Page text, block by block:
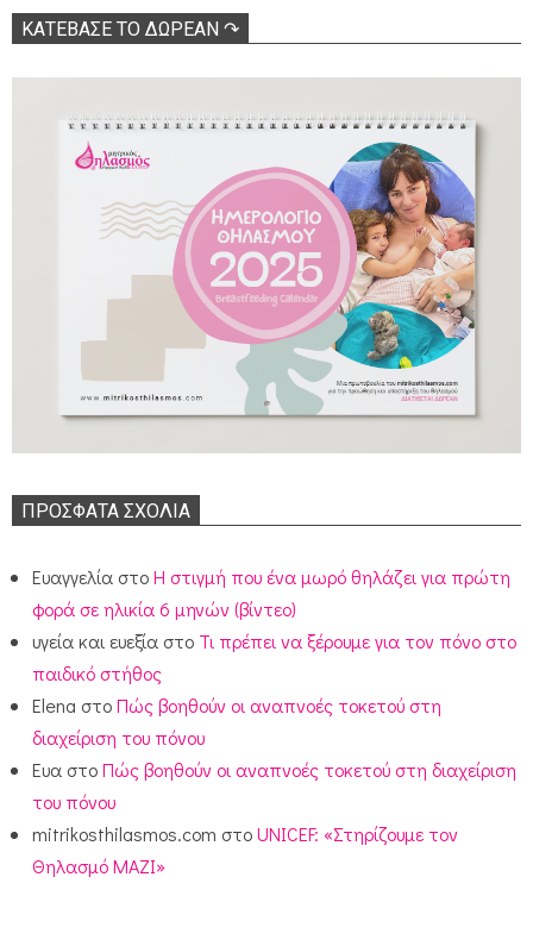
ΚΑΤΕΒΑΣΕ ΤΟ ΔΩΡΕΑΝ ↷
ΠΡΌΣΦΑΤΑ ΣΧΌΛΙΑ
Ευαγγελία στοΗ στιγμή που ένα μωρό θηλάζει για πρώτη
φορά σε ηλικία 6 μηνών (βίντεο)
υγεία και ευεξία στο Τι πρέπει να ξέρουμε για τον πόνο στο
παιδικό στήθος
Elena στοΠώς βοηθούν οι αναπνοές τοκετού στη
διαχείριση του πόνου
Ευα στοΠώς βοηθούν οι αναπνοές τοκετού στη διαχείριση
του πόνου
mitrikosthilasmos.com στοUNICEF: «Στηρίζουμε τον
Θηλασμό ΜΑΖΙ»